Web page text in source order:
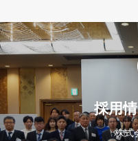
採用
株式